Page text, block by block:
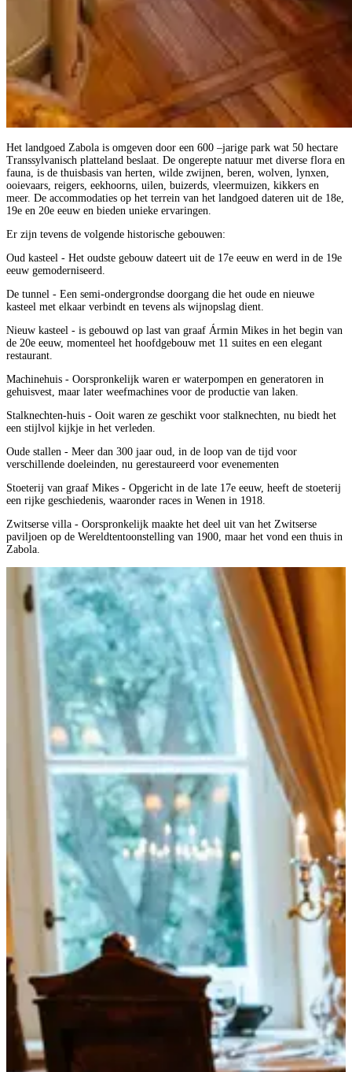
Het landgoed Zabola is omgeven door een 600 –jarige park wat 50 hectare
Transsylvanisch platteland beslaat. De ongerepte natuur met diverse flora en
fauna, is de thuisbasis van herten, wilde zwijnen, beren, wolven, lynxen,
ooievaars, reigers, eekhoorns, uilen, buizerds, vleermuizen, kikkers en
meer. De accommodaties op het terrein van het landgoed dateren uit de 18e,
19e en 20e eeuw en bieden unieke ervaringen.
Er zijn tevens de volgende historische gebouwen:
Oud kasteel - Het oudste gebouw dateert uit de 17e eeuw en werd in de 19e
eeuw gemoderniseerd.
De tunnel - Een semi-ondergrondse doorgang die het oude en nieuwe
kasteel met elkaar verbindt en tevens als wijnopslag dient.
Nieuw kasteel - is gebouwd op last van graaf Ármin Mikes in het begin van
de 20e eeuw, momenteel het hoofdgebouw met 11 suites en een elegant
restaurant.
Machinehuis - Oorspronkelijk waren er waterpompen en generatoren in
gehuisvest, maar later weefmachines voor de productie van laken.
Stalknechten-huis - Ooit waren ze geschikt voor stalknechten, nu biedt het
een stijlvol kijkje in het verleden.
Oude stallen - Meer dan 300 jaar oud, in de loop van de tijd voor
verschillende doeleinden, nu gerestaureerd voor evenementen
Stoeterij van graaf Mikes - Opgericht in de late 17e eeuw, heeft de stoeterij
een rijke geschiedenis, waaronder races in Wenen in 1918.
Zwitserse villa - Oorspronkelijk maakte het deel uit van het Zwitserse
paviljoen op de Wereldtentoonstelling van 1900, maar het vond een thuis in
Zabola.